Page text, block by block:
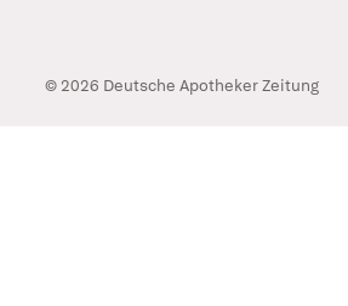
© 2026 Deutsche Apotheker Zeitung